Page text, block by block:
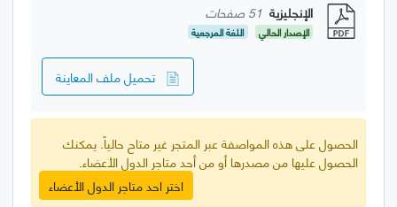
الإنجليزية 51 صفحات
الإصدار الحالي اللغة المرجعية
تحميل ملف المعاينة
الحصول على هذه المواصفة عبر المتجر غير متاح حالياً. يمكنك
الحصول عليها من مصدرها أو من أحد متاجر الدول الأعضاء.
اختر احد متاجر الدول الأعضاء